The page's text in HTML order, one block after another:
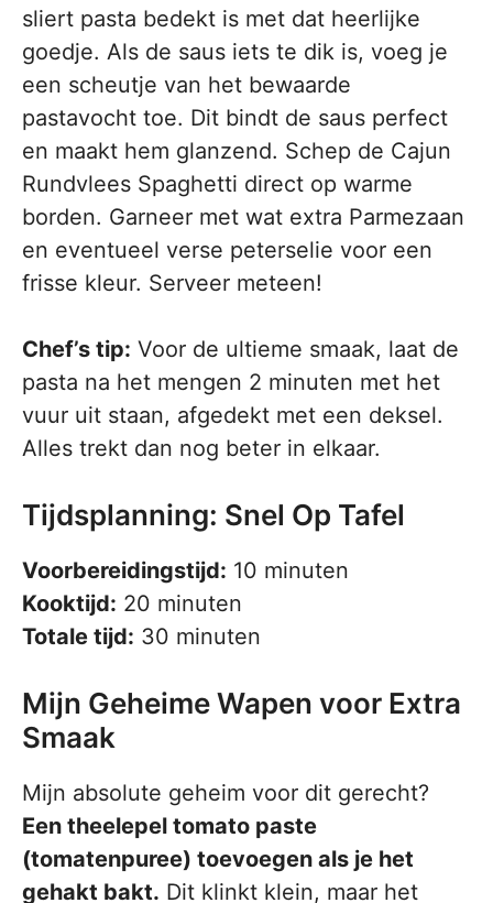
sliert pasta bedekt is met dat heerlijke
goedje. Als de saus iets te dik is, voeg je
een scheutje van het bewaarde
pastavocht toe. Dit bindt de saus perfect
en maakt hem glanzend. Schep de Cajun
Rundvlees Spaghetti direct op warme
borden. Garneer met wat extra Parmezaan
en eventueel verse peterselie voor een
frisse kleur. Serveer meteen!
Chef’s tip: Voor de ultieme smaak, laat de
pasta na het mengen 2 minuten met het
vuur uit staan, afgedekt met een deksel.
Alles trekt dan nog beter in elkaar.
Tijdsplanning: Snel Op Tafel
Voorbereidingstijd: 10 minuten
Kooktijd: 20 minuten
Totale tijd: 30 minuten
Mijn Geheime Wapen voor Extra
Smaak
Mijn absolute geheim voor dit gerecht?
Een theelepel tomato paste
(tomatenpuree) toevoegen als je het
gehakt bakt. Dit klinkt klein, maar het